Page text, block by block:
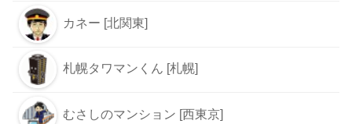
カネー [北関東]
札幌タワマンくん [札幌]
むさしのマンション [西東京]